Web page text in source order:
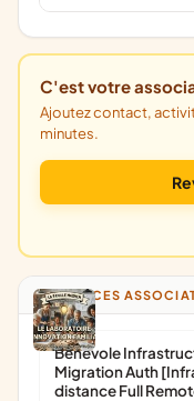
C'est votre
Ajoutez contact, activités, photos et annonces. Gratuit, en 5
minutes.
ANNONCES
Bénévole
Migration Auth
distance Full